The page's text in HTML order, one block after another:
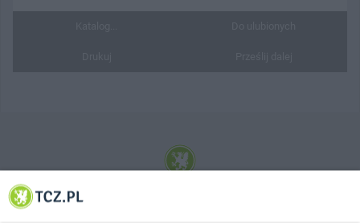
© 2001-2026 Tczew - TCZ.PL Sp. z o.o. Internetowy Serwis Informacyjny Miasta